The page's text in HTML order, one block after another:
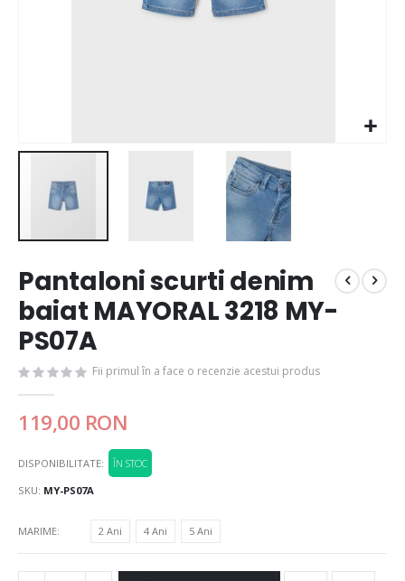
Pantaloni scurti denim
baiat MAYORAL 3218 MY-
PS07A
Fii primul în a face o recenzie acestui produs
119,00 RON
DISPONIBILITATE:
ÎN STOC
SKU MY-PS07A
MARIME 2 Ani 4 Ani 5 Ani